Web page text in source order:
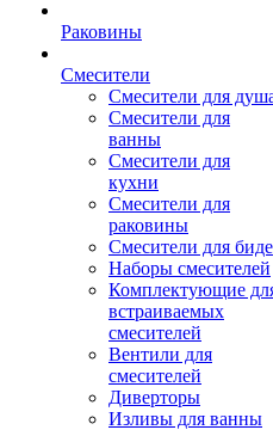
Раковины
Смесители
Смесители для
Смесители для
ванны
Смесители для
кухни
Смесители для
раковины
Смесители для биде
Наборы смесителей
Комплектующие
встраиваемых
смесителей
Вентили для
смесителей
Диверторы
Изливы для ванны